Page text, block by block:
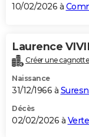
10/02/2026 à
Laurence
Créer une
Naissance
31/12/1966 à
Décès
02/02/2026 à